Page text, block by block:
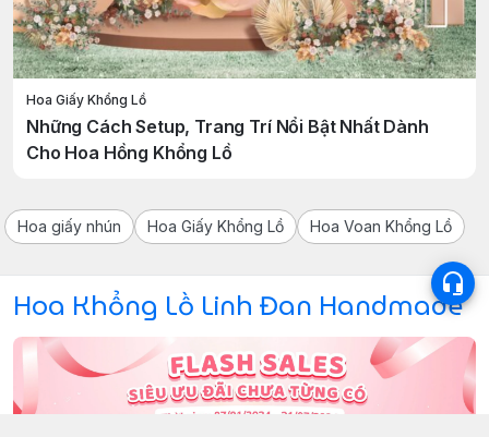
Hoa Giấy Khổng Lồ
Những Cách Setup, Trang Trí Nổi Bật Nhất Dành
Cho Hoa Hồng Khổng Lồ
Hoa giấy nhún Hoa Giấy Khổng Lồ Hoa Voan Khổng Lồ
Hoa Khổng Lồ Linh Đan Handmade